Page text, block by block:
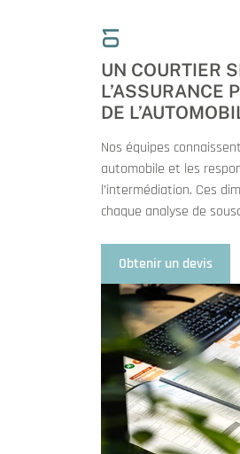
01
UN COURTIER
L’ASSURANCE
DE
Nos équipes
automobile et les
l’intermédiation. Ces
chaque analyse de
Obtenir un devis